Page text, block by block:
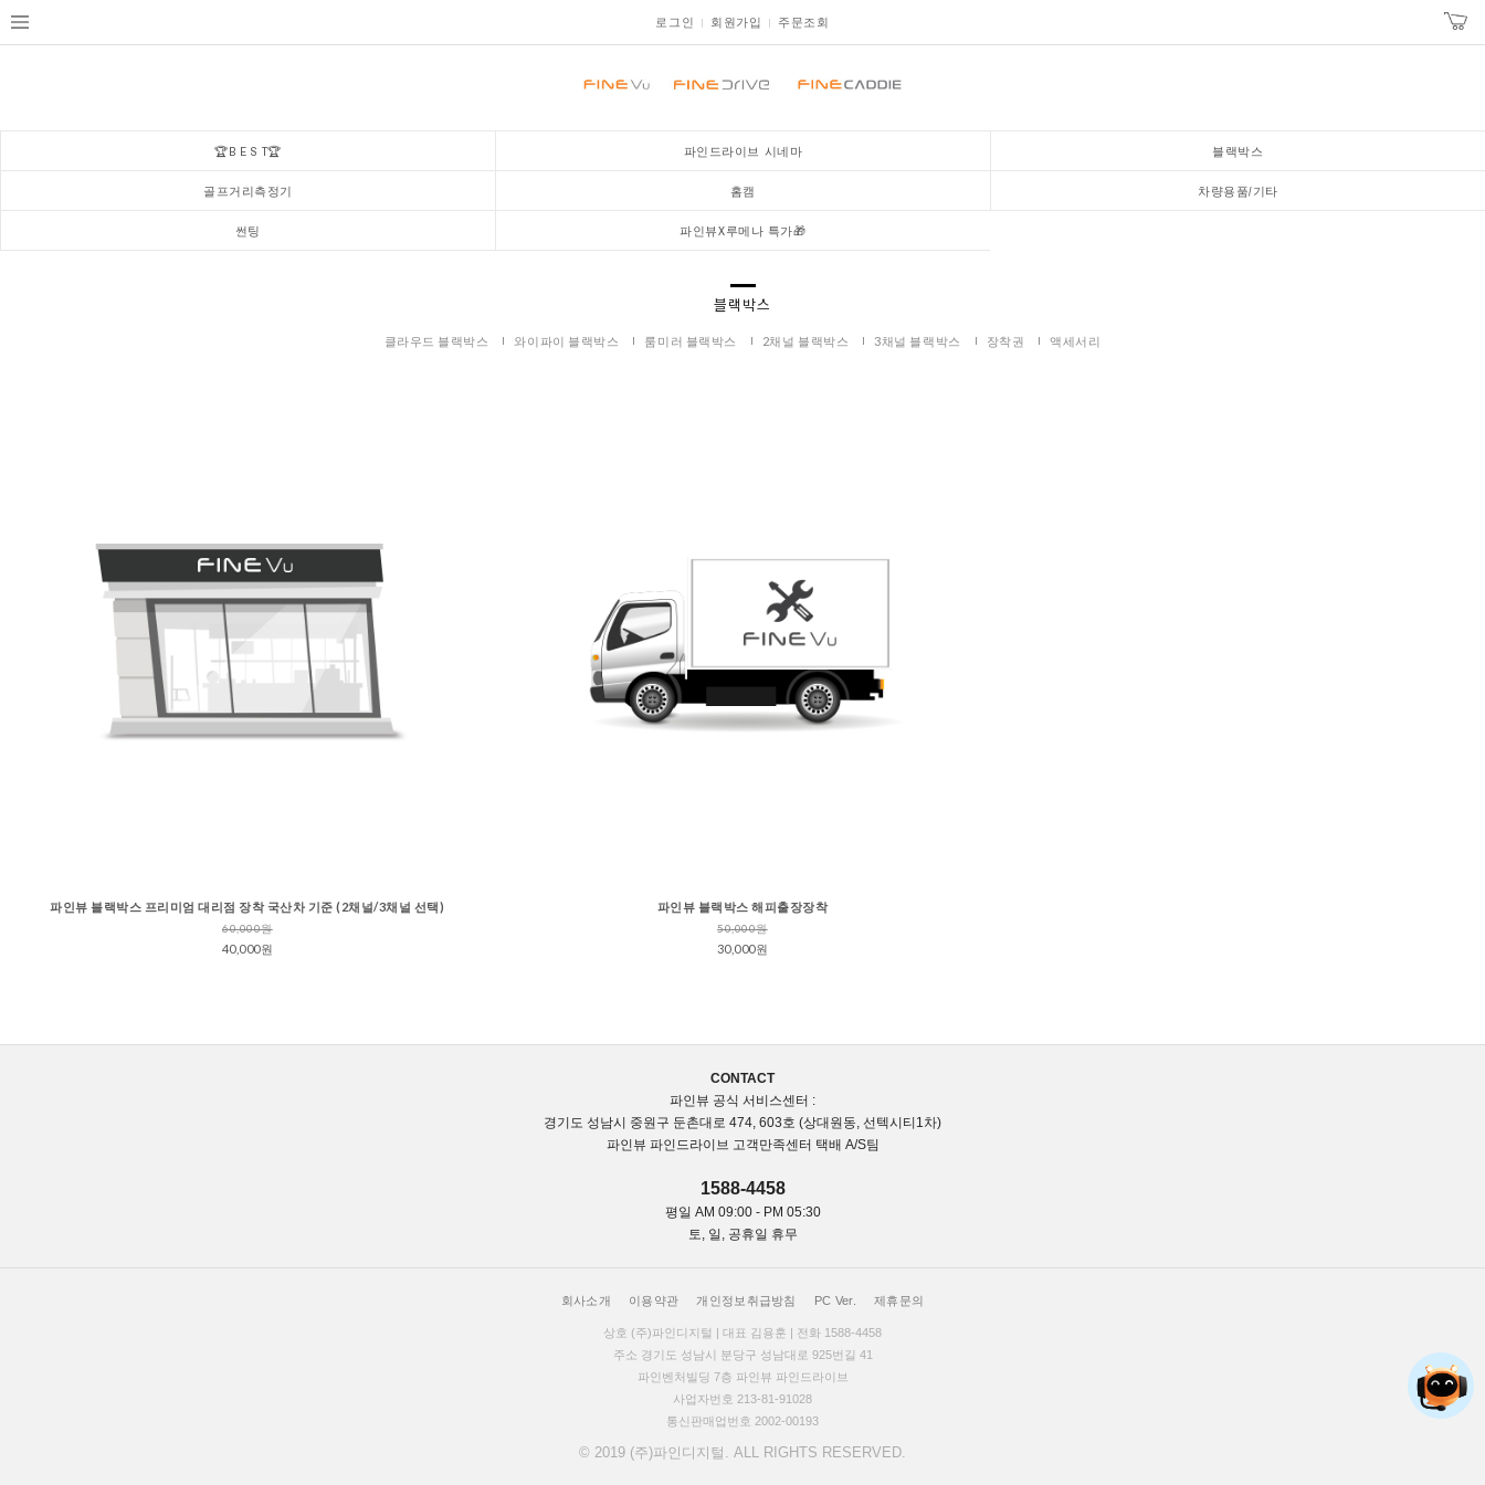
로그인 회원가입 주문조회
🏆B E S T🏆 파인드라이브 시네마 블랙박스
골프거리측정기 홈캠 차량용품/기타
썬팅 파인뷰X루메나 특가🎁
블랙박스
클라우드 블랙박스 와이파이 블랙박스 룸미러 블랙박스 2채널 블랙박스 3채널 블랙박스 장착권 액세서리
파인뷰 블랙박스 프리미엄 대리점 장착 국산차 기준 (2채널/3채널 선택)
60,000원
40,000원
파인뷰 블랙박스 해피출장장착
50,000원
30,000원
CONTACT
파인뷰 공식 서비스센터 :
경기도 성남시 중원구 둔촌대로 474, 603호 (상대원동, 선텍시티1차)
파인뷰 파인드라이브 고객만족센터 택배 A/S팀
1588-4458
평일 AM 09:00 - PM 05:30
토, 일, 공휴일 휴무
회사소개 이용약관 개인정보취급방침 PC Ver. 제휴문의
상호 (주)파인디지털 | 대표 김용훈 | 전화 1588-4458
주소 경기도 성남시 분당구 성남대로 925번길 41
파인벤처빌딩 7층 파인뷰 파인드라이브
사업자번호 213-81-91028
통신판매업번호 2002-00193
© 2019 (주)파인디지털. ALL RIGHTS RESERVED.